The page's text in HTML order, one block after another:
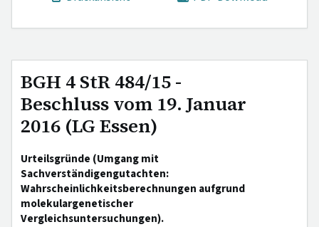
BGH 4 StR 484/15 -
Beschluss vom 19. Januar
2016 (LG Essen)
Urteilsgründe (Umgang mit
Sachverständigengutachten:
Wahrscheinlichkeitsberechnungen aufgrund
molekulargenetischer
Vergleichsuntersuchungen).